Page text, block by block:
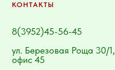
КОНТАКТЫ
8(3952)45-56-45
ул. Березовая Роща 30/1,
офис 45